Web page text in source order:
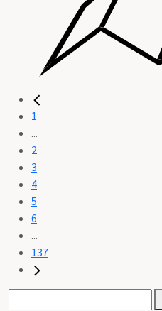
1
...
2
3
4
5
6
...
137